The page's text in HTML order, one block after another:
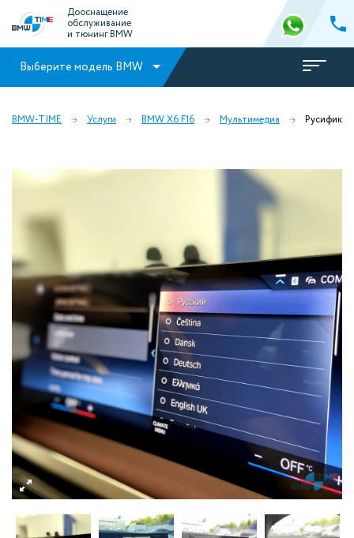
Дооснащение
обслуживание
и тюнинг BMW
Выберите модель BMW
BMW-TIME Услуги BMW X6 F16 Мультимедиа